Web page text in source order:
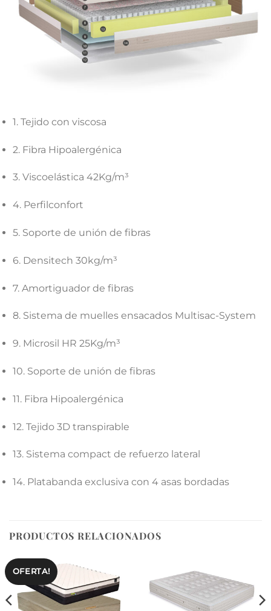
1. Tejido con viscosa
2. Fibra Hipoalergénica
3. Viscoelástica 42Kg/m³
4. Perfilconfort
5. Soporte de unión de fibras
6. Densitech 30kg/m³
7. Amortiguador de fibras
8. Sistema de muelles ensacados Multisac-System
9. Microsil HR 25Kg/m³
10. Soporte de unión de fibras
11. Fibra Hipoalergénica
12. Tejido 3D transpirable
13. Sistema compact de refuerzo lateral
14. Platabanda exclusiva con 4 asas bordadas
PRODUCTOS RELACIONADOS
OFERTA!